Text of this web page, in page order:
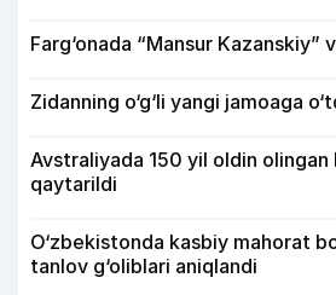
Farg‘onada “Mansur Kazanskiy”
Zidanning o‘g‘li yangi jamoaga
Avstraliyada 150 yil oldin
qaytarildi
O‘zbekistonda kasbiy mahorat
tanlov g‘oliblari aniqlandi